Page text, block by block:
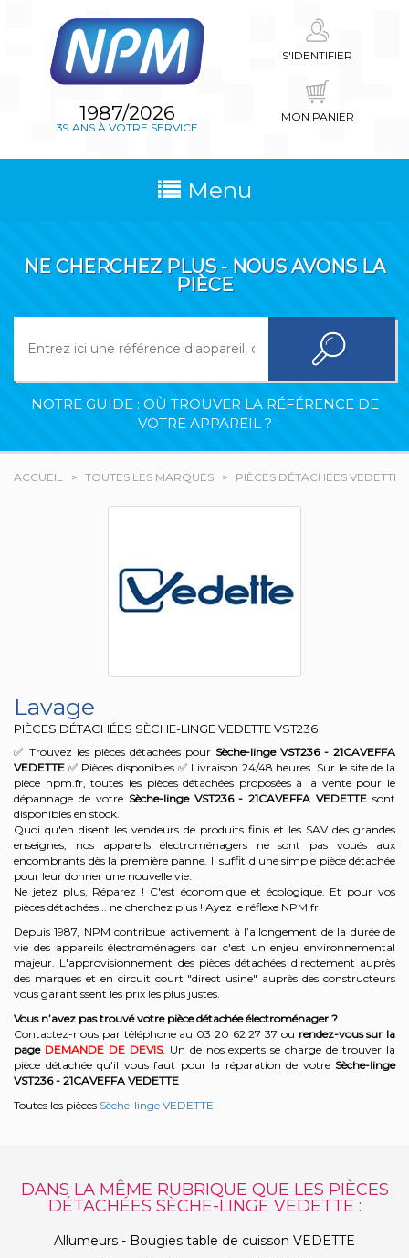
1987/2026
39 ANS À VOTRE SERVICE
S'IDENTIFIER
MON PANIER
Menu
NE CHERCHEZ PLUS - NOUS AVONS LA
PIÈCE
NOTRE GUIDE : OÙ TROUVER LA RÉFÉRENCE DE
VOTRE APPAREIL ?
ACCUEIL TOUTES LES MARQUES PIÈCES DÉTACHÉES VEDETTE
Lavage
PIÈCES DÉTACHÉES SÈCHE-LINGE VEDETTEVST236
✅ Trouvez les pièces détachées pour Sèche-linge VST236 - 21CAVEFFA
VEDETTE ✅ Pièces disponibles ✅ Livraison 24/48 heures. Sur le site de la
pièce npm.fr, toutes les pièces détachées proposées à la vente pour le
dépannage de votre Sèche-linge VST236 - 21CAVEFFA VEDETTE sont
disponibles en stock.
Quoi qu'en disent les vendeurs de produits finis et les SAV des grandes
enseignes, nos appareils électroménagers ne sont pas voués aux
encombrants dès la première panne. Il suffit d'une simple pièce détachée
pour leur donner une nouvelle vie.
Ne jetez plus, Réparez ! C'est économique et écologique. Et pour vos
pièces détachées... ne cherchez plus ! Ayez le réflexe NPM.fr
Depuis 1987, NPM contribue activement à l’allongement de la durée de
vie des appareils électroménagers car c'est un enjeu environnemental
majeur. L'approvisionnement des pièces détachées directement auprès
des marques et en circuit court "direct usine" auprès des constructeurs
vous garantissent les prix les plus justes.
Vous n’avez pas trouvé votre pièce détachée électroménager ?
Contactez-nous par téléphone au 03 20 62 27 37 ou rendez-vous sur la
page DEMANDE DE DEVIS. Un de nos experts se charge de trouver la
pièce détachée qu'il vous faut pour la réparation de votre Sèche-linge
VST236 - 21CAVEFFA VEDETTE
Toutes les pièces Sèche-linge VEDETTE
DANS LA MÊME RUBRIQUE QUE LES PIÈCES
DÉTACHÉES SÈCHE-LINGE VEDETTE :
Allumeurs - Bougies table de cuisson VEDETTE